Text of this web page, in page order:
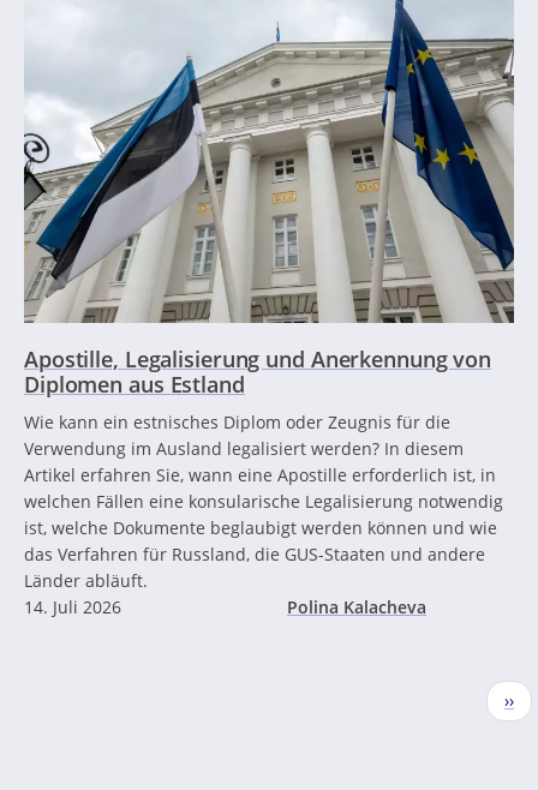
Apostille, Legalisierung und Anerkennung von
Diplomen aus Estland
Wie kann ein estnisches Diplom oder Zeugnis für die
Verwendung im Ausland legalisiert werden? In diesem
Artikel erfahren Sie, wann eine Apostille erforderlich ist, in
welchen Fällen eine konsularische Legalisierung notwendig
ist, welche Dokumente beglaubigt werden können und wie
das Verfahren für Russland, die GUS-Staaten und andere
Länder abläuft.
14. Juli 2026
Polina Kalacheva
››